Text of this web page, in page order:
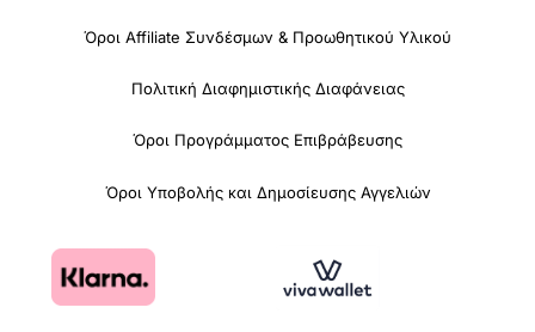
Όροι Affiliate Συνδέσμων & Προωθητικού Υλικού
Πολιτική Διαφημιστικής Διαφάνειας
Όροι Προγράμματος Επιβράβευσης
Όροι Υποβολής και Δημοσίευσης Αγγελιών